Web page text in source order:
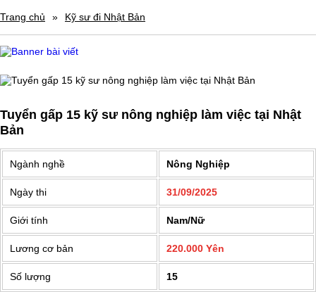
Trang chủ » Kỹ sư đi Nhật Bản
Tuyển gấp 15 kỹ sư nông nghiệp làm việc tại Nhật
Bản
Ngành nghề Nông Nghiệp
Ngày thi 31/09/2025
Giới tính Nam/Nữ
Lương cơ bản 220.000 Yên
Số lượng 15